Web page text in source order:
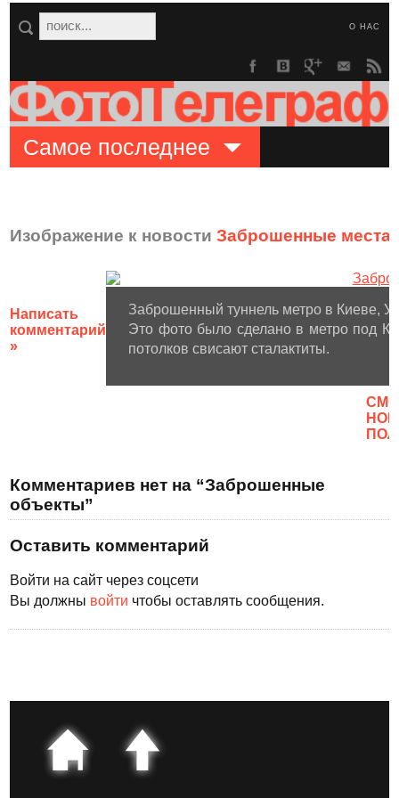
О НАС
Самое последнее
Изображение к новостиЗаброшенные места
Написать
комментарий
»
Заброшенный туннель метро в Киеве,
Это фото было сделано в метро под
потолков свисают сталактиты.
Комментариев нет на “Заброшенные
объекты”
Оставить комментарий
Войти на сайт через соцсети
Вы должны войти чтобы оставлять сообщения.